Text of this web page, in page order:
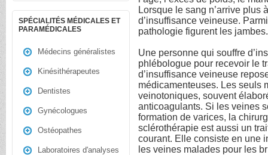
SPÉCIALITÉS MÉDICALES ET
PARAMÉDICALES
Médecins généralistes
Kinésithérapeutes
Dentistes
Gynécologues
Ostéopathes
Laboratoires d'analyses
Lorsque le sang n’arrive plus
d’insuffisance veineuse.
pathologie figurent les jambes.
Une personne qui souffre
phlébologue pour recevoir le
d’insuffisance veineuse
médicamenteuses. Les seuls
veinotoniques, souvent
anticoagulants. Si les veines
formation de varices, la
sclérothérapie est aussi un
courant. Elle consiste en une
les veines malades pour les